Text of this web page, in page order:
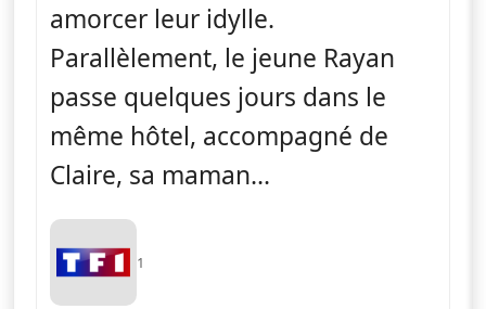
amorcer leur idylle.
Parallèlement, le jeune Rayan
passe quelques jours dans le
même hôtel, accompagné de
Claire, sa maman...
1